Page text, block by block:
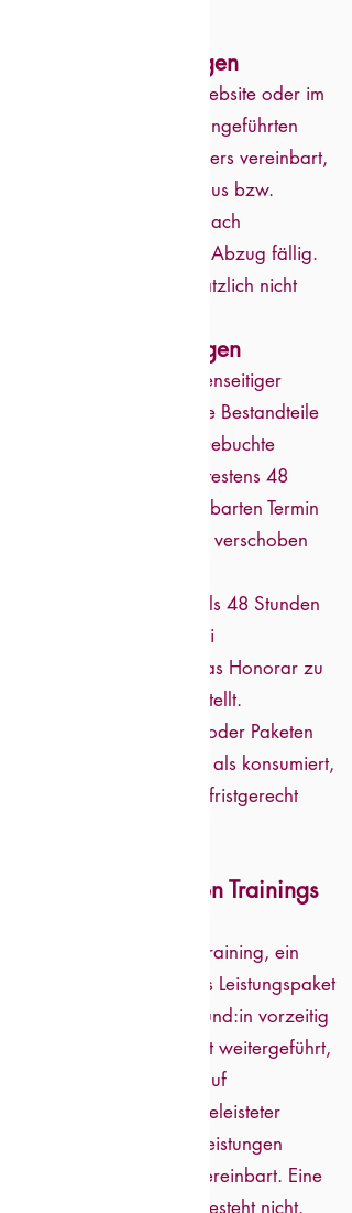
Zahlungsbedingungen
Es gelten die auf der Website oder im
individuellen Angebot angeführten
Preise. Sofern nicht anders vereinbart,
ist das Honorar im Voraus bzw.
spätestens unmittelbar nach
Rechnungslegung ohne Abzug fällig.
Alle Käufe sind grundsätzlich nicht
5. Stornobedingungen
Verlässlichkeit und gegenseitiger
Respekt sind wesentliche Bestandteile
der Zusammenarbeit. Gebuchte
Termine können bis spätestens 48
Stunden vor dem vereinbarten Termin
kostenfrei storniert oder verschoben
Bei Absagen weniger als 48 Stunden
vor dem Termin oder bei
Nichterscheinen wird das Honorar zu
100 % in Rechnung gestellt.
Bei gebuchten Blöcken oder Paketen
gilt die jeweilige Einheit als konsumiert,
wenn die Absage nicht fristgerecht
Nichtfortsetzung von Trainings
Wird ein begonnenes Training, ein
Kurs oder ein gebuchtes Leistungspaket
auf Wunsch des/der Kund:in vorzeitig
abgebrochen oder nicht weitergeführt,
besteht kein Anspruch auf
Rückerstattung bereits geleisteter
Zahlungen. Gebuchte Leistungen
gelten als verbindlich vereinbart. Eine
Geld-zurück-Garantie besteht nicht.